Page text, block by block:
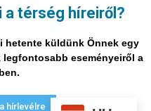
a térség híreiről?
hetente küldünk Önnek egy
eseményeiről a
hírlevélre
dátumok
Impresszum